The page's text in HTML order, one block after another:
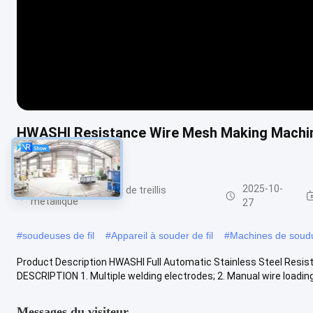
HWASHI Resistance Wire Mesh Making
Stainless Steel
Machine de soudage de treillis
métallique
2025-10-
27
#soudeuses de fil #Appareil à souder de fil #Machines de
Product Description HWASHI Full Automatic Stainless Steel
DESCRIPTION 1. Multiple welding electrodes; 2. Manual wire